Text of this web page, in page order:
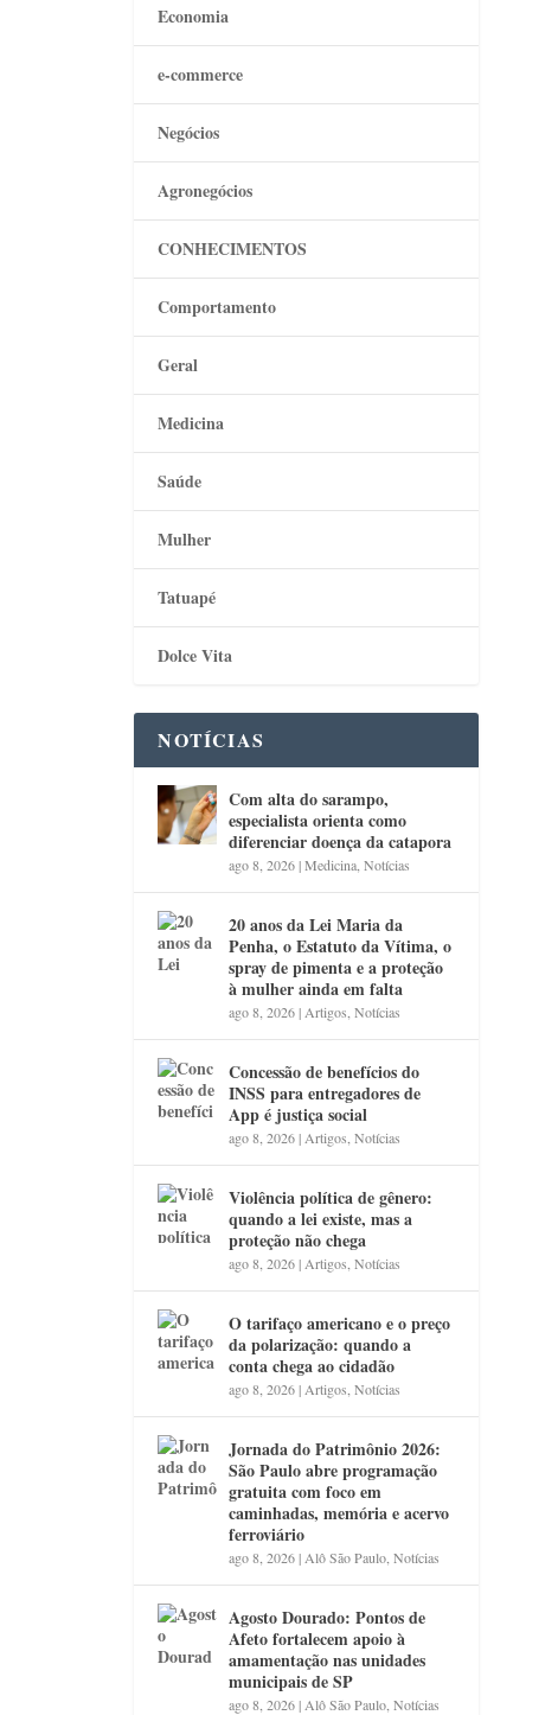
Economia
e-commerce
Negócios
Agronegócios
CONHECIMENTOS
Comportamento
Geral
Medicina
Saúde
Mulher
Tatuapé
Dolce Vita
NOTÍCIAS
Com alta do sarampo,
especialista orienta como
diferenciar doença da catapora
ago 8, 2026|Medicina ,Notícias
20 anos da Lei Maria da
Penha, o Estatuto da Vítima, o
spray de pimenta e a proteção
à mulher ainda em falta
ago 8, 2026| Artigos ,Notícias
Concessão de benefícios do
INSS para entregadores de
App é justiça social
ago 8, 2026| Artigos ,Notícias
Violência política de gênero:
quando a lei existe, mas a
proteção não chega
ago 8, 2026| Artigos ,Notícias
O tarifaço americano e o preço
da polarização: quando a
conta chega ao cidadão
ago 8, 2026| Artigos ,Notícias
Jornada do Patrimônio 2026:
São Paulo abre programação
gratuita com foco em
caminhadas, memória e acervo
ferroviário
ago 8, 2026| Alô São Paulo ,Notícias
Agosto Dourado: Pontos de
Afeto fortalecem apoio à
amamentação nas unidades
municipais de SP
ago 8, 2026| Alô São Paulo ,Notícias